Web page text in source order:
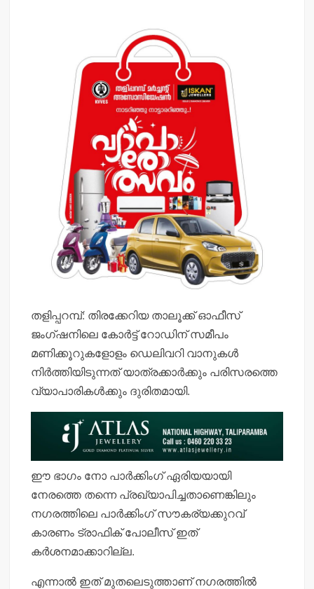
തളിപ്പറമ്പ്: തിരക്കേറിയ താലൂക്ക് ഓഫീസ്
ജംഗ്ഷനിലെ കോര്‍ട്ട് റോഡിന് സമീപം
മണിക്കൂറുകളോളം ഡെലിവറി വാനുകള്‍
നിര്‍ത്തിയിടുന്നത് യാത്രക്കാര്‍ക്കും പരിസരത്തെ
വ്യാപാരികള്‍ക്കും ദുരിതമായി.
ഈ ഭാഗം നോ പാര്‍ക്കിംഗ് ഏരിയയായി
നേരത്തെ തന്നെ പ്രഖ്യാപിച്ചതാണെങ്കിലും
നഗരത്തിലെ പാര്‍ക്കിംഗ് സൗകര്യക്കുറവ്
കാരണം ട്രാഫിക് പോലീസ് ഇത്
കര്‍ശനമാക്കാറില്ല.
എന്നാല്‍ ഇത് മുതലെടുത്താണ് നഗരത്തില്‍